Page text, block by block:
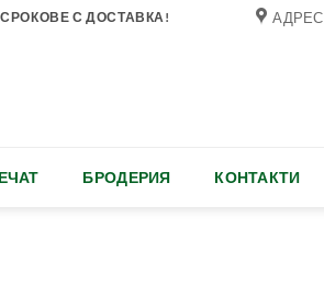
С ДОСТАВКА! АДРЕС
БРОДЕРИЯ КОНТАКТИ